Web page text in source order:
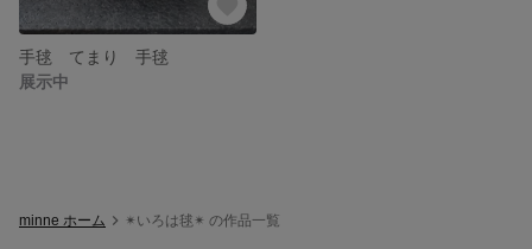
手毬 てまり 手毬
展示中
minne ホーム ✴いろは毬✴ の作品一覧